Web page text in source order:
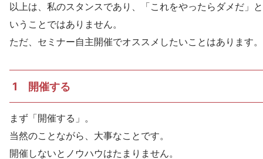
以上は、私のスタンスであり、「これをやったらダメだ」と
いうことではありません。
ただ、セミナー自主開催でオススメしたいことはあります。
1 開催する
まず「開催する」。
当然のことながら、大事なことです。
開催しないとノウハウはたまりません。